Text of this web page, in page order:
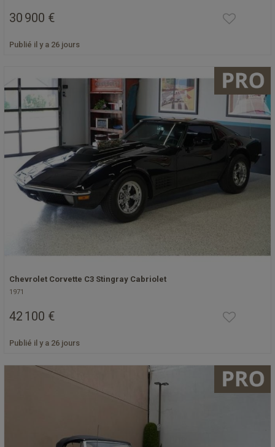
30 900 €
Publié il y a 26 jours
Chevrolet Corvette C3 Stingray Cabriolet
1971
42 100 €
Publié il y a 26 jours